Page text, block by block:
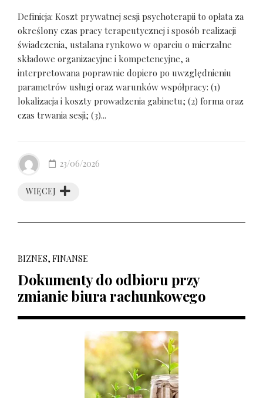
Definicja: Koszt prywatnej sesji psychoterapii to opłata za
określony czas pracy terapeutycznej i sposób realizacji
świadczenia, ustalana rynkowo w oparciu o mierzalne
składowe organizacyjne i kompetencyjne, a
interpretowana poprawnie dopiero po uwzględnieniu
parametrów usługi oraz warunków współpracy: (1)
lokalizacja i koszty prowadzenia gabinetu; (2) forma oraz
czas trwania sesji; (3)...
WIĘCEJ
23/06/2026
BIZNES, FINANSE
Dokumenty do odbioru przy
zmianie biura rachunkowego